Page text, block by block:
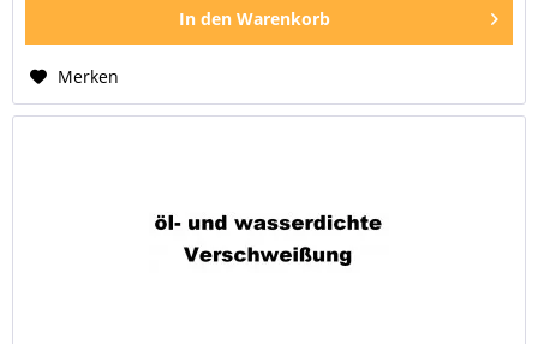
In den Warenkorb
Merken